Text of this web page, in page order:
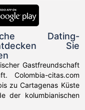
Dating-
Sie
Gastfreundschaft
Colombia-citas.com
zu Cartagenas Küste
der kolumbianischen